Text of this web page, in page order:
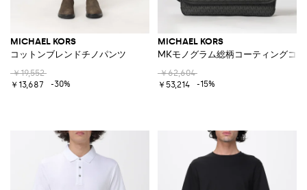
MICHAEL KORS
コットンブレンドチノパンツ
￥19,552
￥13,687
-30%
MICHAEL KORS
MKモノグラム総柄コーティングコ
￥62,604
￥53,214
-15%